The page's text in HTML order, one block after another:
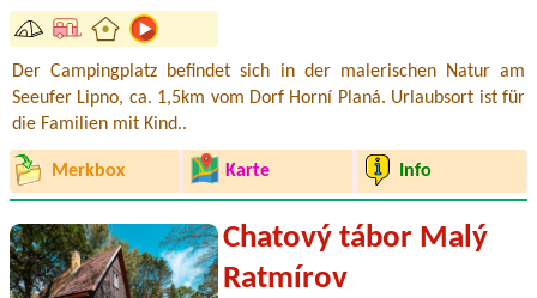
Der Campingplatz befindet sich in der malerischen Natur am
Seeufer Lipno, ca. 1,5km vom Dorf Horní Planá. Urlaubsort ist für
die Familien mit Kind..
Merkbox Karte Info
Chatový tábor Malý
Ratmírov